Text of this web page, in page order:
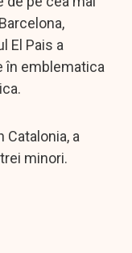
El Pais a
în emblematica
a
minori.